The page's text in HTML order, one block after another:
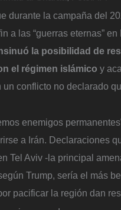
durante la campaña del
a las “guerras eternas” en
la posibilidad de
el régimen islámico y
un conflicto no declarado
enemigos
a Irán. Declaraciones
Tel Aviv -la principal
Trump, sería el más
pacificar la región dan